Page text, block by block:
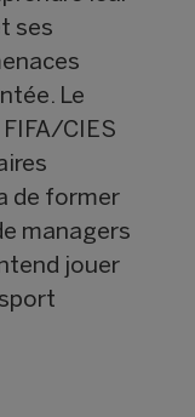
ses
Le
CIES
de former
managers
jouer